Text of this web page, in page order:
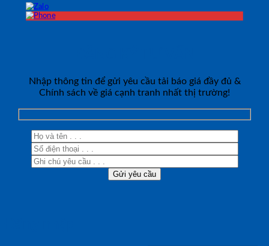
Nhập thông tin để gửi yêu cầu tải báo giá đầy đủ &
Chính sách về giá cạnh tranh nhất thị trường!